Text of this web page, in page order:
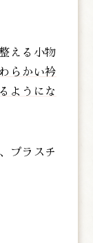
える小物
らかい衿
ようにな
プラスチ